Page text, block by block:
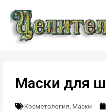
Маски для
Косметология ,Маски